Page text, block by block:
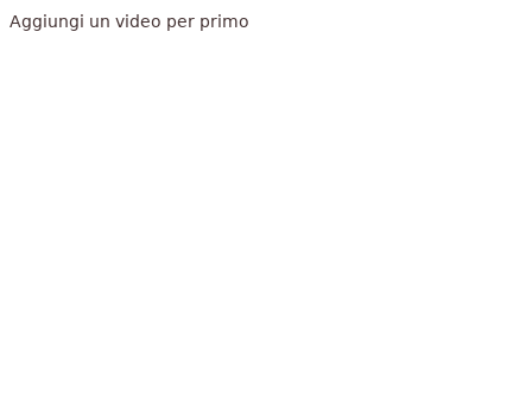
Aggiungi un video per primo